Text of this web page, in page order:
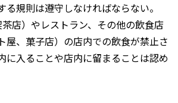
る規則は遵守しなければならない。
店）やレストラン、その他の飲食店
屋、菓子店）の店内での飲食が禁止さ
に入ることや店内に留まることは認め